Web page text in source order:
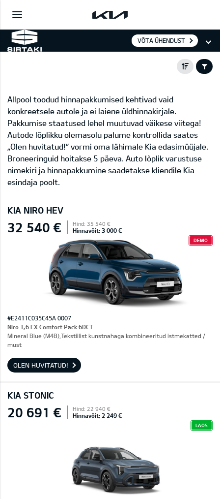
VÕTA ÜHENDUST
Allpool toodud hinnapakkumised kehtivad vaid
konkreetsele autole ja ei laiene üldhinnakirjale.
Pakkumise staatused lehel muutuvad väikese viitega!
Autode lõplikku olemasolu palume kontrollida saates
„Olen huvitatud!“ vormi oma lähimale Kia edasimüüjale.
Broneeringuid hoitakse 5 päeva. Auto lõplik varustuse
nimekiri ja hinnapakkumine saadetakse kliendile Kia
esindaja poolt.
KIA NIRO HEV
32 540 € Hind: 35 540 €
Hinnavõit: 3 000 €
DEMO
#E2411C035C45A 0007
Niro 1,6 EX Comfort Pack 6DCT
Mineral Blue (M4B),Tekstiilist kunstnahaga kombineeritud istmekatted /
must
OLEN HUVITATUD!
KIA STONIC
20 691 € Hind: 22 940 €
Hinnavõit: 2 249 €
LAOS